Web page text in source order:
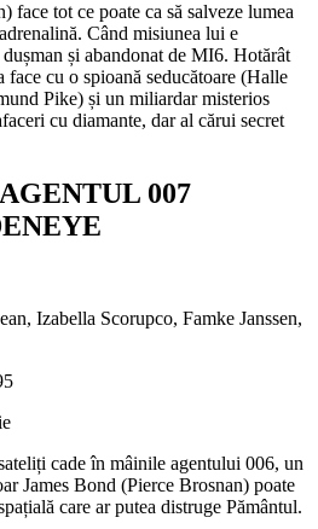
face tot ce poate ca să salveze lumea
Când misiunea lui e
și abandonat de MI6. Hotărât
face cu o spioană seducătoare (Halle
Pike) și un miliardar misterios
cu diamante, dar al cărui secret
007
Izabella Scorupco, Famke Janssen,
cade în mâinile agentului 006, un
James Bond (Pierce Brosnan) poate
care ar putea distruge Pământul.